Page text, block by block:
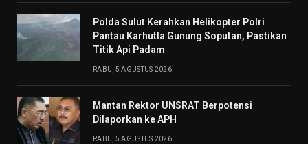
Polda Sulut Kerahkan Helikopter Polri
Pantau Karhutla Gunung Soputan, Pastikan
Titik Api Padam
RABU, 5 AGUSTUS 2026
Mantan Rektor UNSRAT Berpotensi
Dilaporkan ke APH
RABU, 5 AGUSTUS 2026